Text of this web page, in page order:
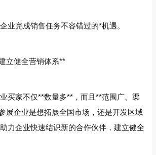
业完成销售任务不容错过的*机遇。
立健全营销体系**
买家不仅**数量多**，而且**范围广、渠
展企业是想拓展全国市场，还是开发区域
力企业快速结识新的合作伙伴，建立健全